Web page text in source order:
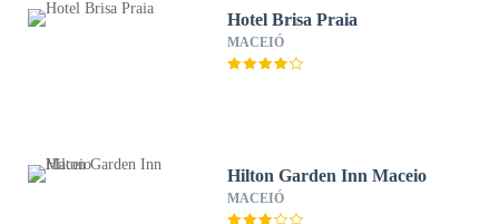
Hotel Brisa Praia
MACEIÓ
Hilton Garden Inn Maceio
MACEIÓ